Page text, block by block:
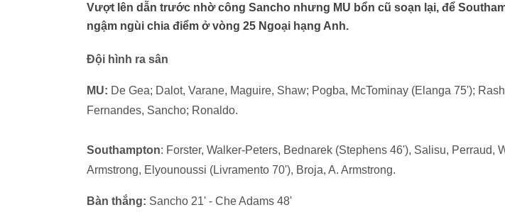
Vượt lên dẫn trước nhờ công Sancho nhưng MU bổn cũ soạn lại, để
ngậm ngùi chia điểm ở vòng 25 Ngoại hạng Anh.
Đội hình ra sân
MU: De Gea; Dalot, Varane, Maguire, Shaw; Pogba, McTominay (Elanga 75');
Fernandes, Sancho; Ronaldo.
Southampton: Forster, Walker-Peters, Bednarek (Stephens 46'), Salisu, Perraud,
Armstrong, Elyounoussi (Livramento 70'), Broja, A. Armstrong.
Bàn thắng: Sancho 21' - Che Adams 48'